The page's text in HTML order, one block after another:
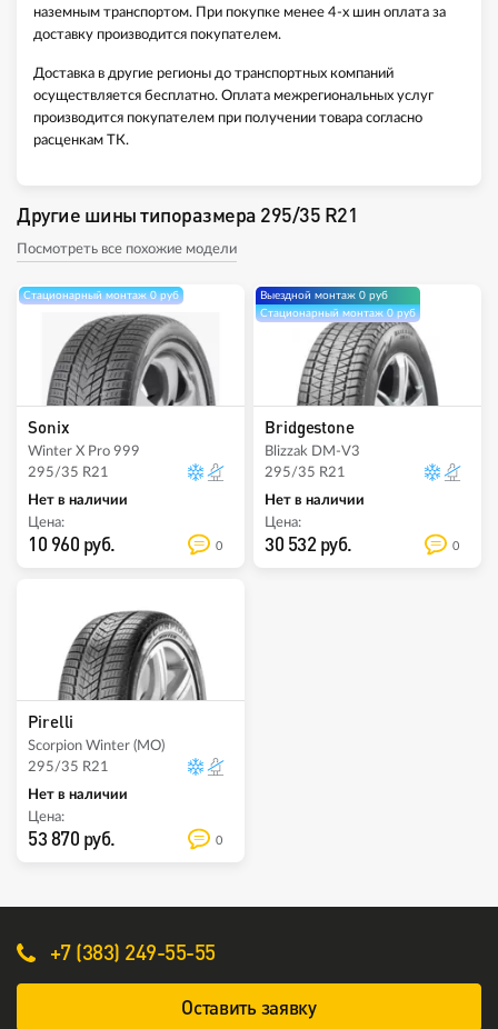
наземным транспортом. При покупке менее 4-х шин оплата за
доставку производится покупателем.
Доставка в другие регионы до транспортных компаний
осуществляется бесплатно. Оплата межрегиональных услуг
производится покупателем при получении товара согласно
расценкам ТК.
Другие шины типоразмера 295/35 R21
Посмотреть все похожие модели
Стационарный монтаж 0 руб
Sonix
Winter X Pro 999
295/35 R21
Нет в наличии
Цена:
10 960 руб. 0
Выездной монтаж 0 руб
Стационарный монтаж 0 руб
Bridgestone
Blizzak DM-V3
295/35 R21
Нет в наличии
Цена:
30 532 руб. 0
Pirelli
Scorpion Winter (MO)
295/35 R21
Нет в наличии
Цена:
53 870 руб. 0
+7 (383) 249-55-55
Оставить заявку